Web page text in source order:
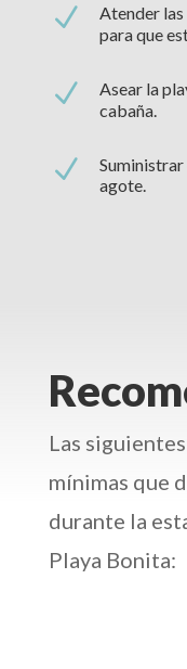
N
Atender
para que
N
Asear la
cabaña.
N
Suministrar
agote.
Las
mínimas que
durante la
Playa Bonita: